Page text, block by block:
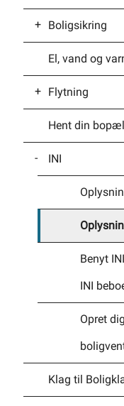
Selvbetjening
Planportal
Tidsbestilling
Om
Boligsikring
Ansøg
El, vand og
Flytning
Borger i
Meld
Til- eller
Til- og
Hent din
INI
Benyt
INI
Opret
Klag til